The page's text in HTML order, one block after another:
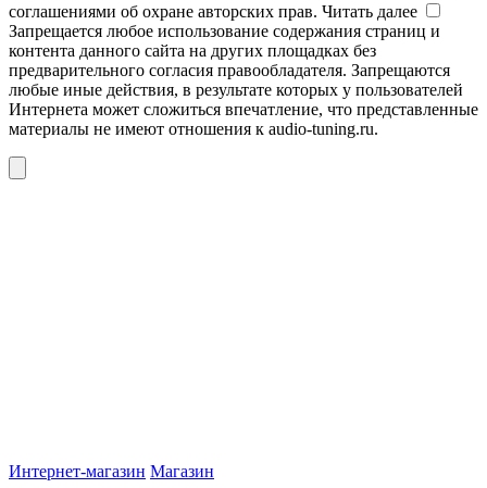
соглашениями об охране авторских прав. Читать далее
Запрещается любое использование содержания страниц и
контента данного сайта на других площадках без
предварительного согласия правообладателя. Запрещаются
любые иные действия, в результате которых у пользователей
Интернета может сложиться впечатление, что представленные
материалы не имеют отношения к audio-tuning.ru.
Интернет-магазин Магазин